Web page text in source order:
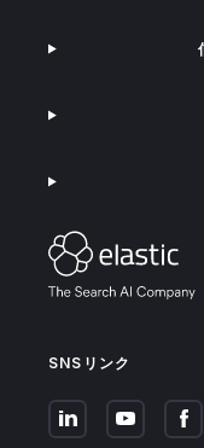
SNSリンク